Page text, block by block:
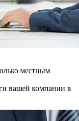
местным
вашей компании в